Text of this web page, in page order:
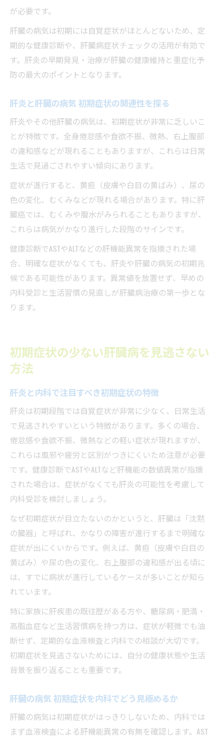
が必要です。
肝臓の病気は初期には自覚症状がほとんどないため、定
期的な健康診断や、肝臓病症状チェックの活用が有効で
す。肝炎の早期発見・治療が肝臓の健康維持と重症化予
防の最大のポイントとなります。
肝炎と肝臓の病気 初期症状の関連性を探る
肝炎やその他肝臓の病気は、初期症状が非常に乏しいこ
とが特徴です。全身倦怠感や食欲不振、微熱、右上腹部
の違和感などが現れることもありますが、これらは日常
生活で見過ごされやすい傾向にあります。
症状が進行すると、黄疸（皮膚や白目の黄ばみ）、尿の
色の変化、むくみなどが現れる場合があります。特に肝
臓癌では、むくみや腹水がみられることもありますが、
これらは病気がかなり進行した段階のサインです。
健康診断でASTやALTなどの肝機能異常を指摘された場
合、明確な症状がなくても、肝炎や肝臓の病気の初期兆
候である可能性があります。異常値を放置せず、早めの
内科受診と生活習慣の見直しが肝臓病治療の第一歩とな
ります。
初期症状の少ない肝臓病を見逃さない
方法
肝炎と内科で注目すべき初期症状の特徴
肝炎は初期段階では自覚症状が非常に少なく、日常生活
で見逃されやすいという特徴があります。多くの場合、
倦怠感や食欲不振、微熱などの軽い症状が現れますが、
これらは風邪や疲労と区別がつきにくいため注意が必要
です。健康診断でASTやALTなど肝機能の数値異常が指摘
された場合は、症状がなくても肝炎の可能性を考慮して
内科受診を検討しましょう。
なぜ初期症状が目立たないのかというと、肝臓は「沈黙
の臓器」と呼ばれ、かなりの障害が進行するまで明確な
症状が出にくいからです。例えば、黄疸（皮膚や白目の
黄ばみ）や尿の色の変化、右上腹部の違和感が出る頃に
は、すでに病状が進行しているケースが多いことが知ら
れています。
特に家族に肝疾患の既往歴がある方や、糖尿病・肥満・
高脂血症など生活習慣病を持つ方は、症状が軽微でも油
断せず、定期的な血液検査と内科での相談が大切です。
初期症状を見逃さないためには、自分の健康状態や生活
背景を振り返ることも重要です。
肝臓の病気 初期症状を内科でどう見極めるか
肝臓の病気は初期症状がはっきりしないため、内科では
まず血液検査による肝機能異常の有無を確認します。AST